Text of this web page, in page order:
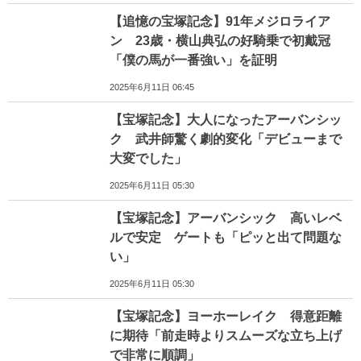
【追憶の宝塚記念】91年メジロライア
ン 23歳・横山典弘の好騎乗で初戴冠
「僕の馬が一番強い」を証明
2025年6月11日 06:45
【宝塚記念】大人になったアーバンシッ
ク 武井師驚く劇的変化「デビューまで
大変でした」
2025年6月11日 05:30
【宝塚記念】アーバンシック 高いレベ
ルで安定 ゲートも「ピッと出て問題な
い」
2025年6月11日 05:30
【宝塚記念】ヨーホーレイク 得意距離
に期待「前走時よりスムーズな立ち上げ
で非常に順調」